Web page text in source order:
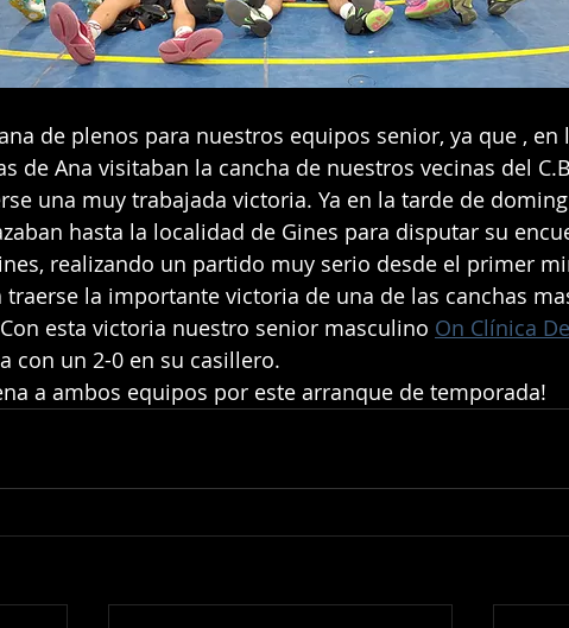
de Ana visitaban la cancha de nuestros vecinas del
una muy trabajada victoria. Ya en la tarde de
hasta la localidad de Gines para disputar su
realizando un partido muy serio desde el primer
traerse la importante victoria de una de las canchas
esta victoria nuestro senior masculino On Clínica
con un 2-0 en su casillero.
a ambos equipos por este arranque de temporada!